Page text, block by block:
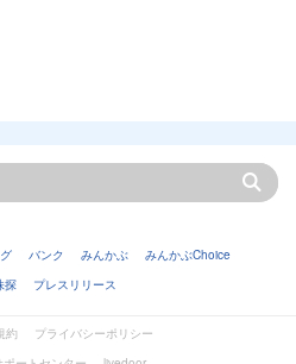
バンク みんかぶ
みんかぶChoice
探 プレスリリース
約
プライバシーポリシー